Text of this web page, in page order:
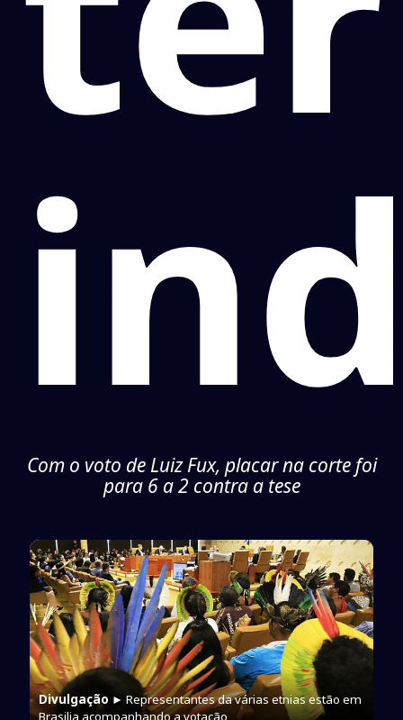
Com o voto de Luiz Fux, placar na corte foi
para 6 a 2 contra a tese
Divulgação ► Representantes da várias etnias estão em
Brasilia acompanhando a votação